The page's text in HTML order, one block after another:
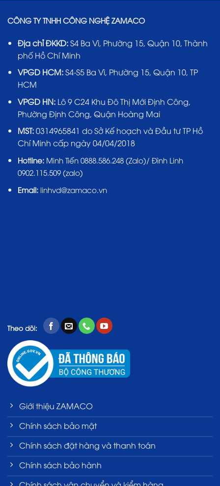
CÔNG TY TNHH CÔNG NGHỆ ZAMACO
Địa chỉ ĐKKD:S4 Ba Vì, Phường 15, Quận 10, Thành
phố Hồ Chí Minh
VPGD HCM:S4-S5 Ba Vì, Phường 15, Quận 10, TP
HCM
VPGD HN:Lô 9 C24 Khu Đô Thị Mới Định Công,
Phường Định Công, Quận Hoàng Mai
MST:0314965841 do Sở Kế hoạch và Đầu tư TP Hồ
Chí Minh cấp ngày 04/04/2018
Hotline: Minh Tiến 0888.586.248 (Zalo)/ Đình Linh
0902.115.509 (zalo)
Email:linhvd@zamaco.vn
Theo dõi:
Giới thiệu ZAMACO
Chính sách bảo mật
Chính sách đặt hàng và thanh toán
Chính sách bảo hành